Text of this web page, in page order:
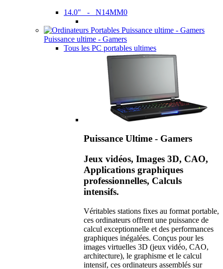
14.0" - N14MM0
Puissance ultime - Gamers
Tous les PC portables ultimes
Puissance Ultime - Gamers
Jeux vidéos, Images 3D, CAO,
Applications graphiques
professionnelles, Calculs
intensifs.
Véritables stations fixes au format portable,
ces ordinateurs offrent une puissance de
calcul exceptionnelle et des performances
graphiques inégalées. Conçus pour les
images virtuelles 3D (jeux vidéo, CAO,
architecture), le graphisme et le calcul
intensif, ces ordinateurs assemblés sur